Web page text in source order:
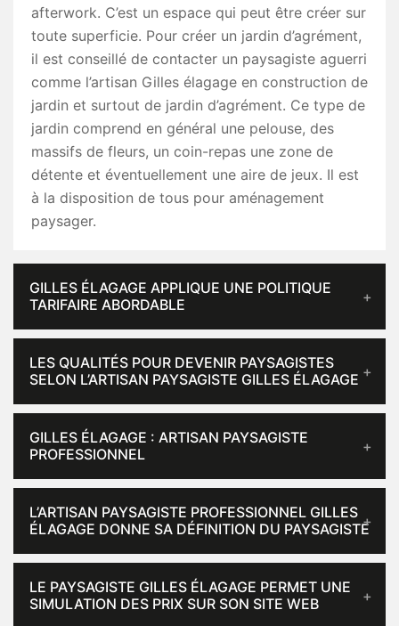
afterwork. C’est un espace qui peut être créer sur
toute superficie. Pour créer un jardin d’agrément,
il est conseillé de contacter un paysagiste aguerri
comme l’artisan Gilles élagage en construction de
jardin et surtout de jardin d’agrément. Ce type de
jardin comprend en général une pelouse, des
massifs de fleurs, un coin-repas une zone de
détente et éventuellement une aire de jeux. Il est
à la disposition de tous pour aménagement
paysager.
GILLES ÉLAGAGE APPLIQUE UNE POLITIQUE
TARIFAIRE ABORDABLE
LES QUALITÉS POUR DEVENIR PAYSAGISTES
SELON L’ARTISAN PAYSAGISTE GILLES ÉLAGAGE
GILLES ÉLAGAGE : ARTISAN PAYSAGISTE
PROFESSIONNEL
L’ARTISAN PAYSAGISTE PROFESSIONNEL GILLES
ÉLAGAGE DONNE SA DÉFINITION DU PAYSAGISTE
LE PAYSAGISTE GILLES ÉLAGAGE PERMET UNE
SIMULATION DES PRIX SUR SON SITE WEB